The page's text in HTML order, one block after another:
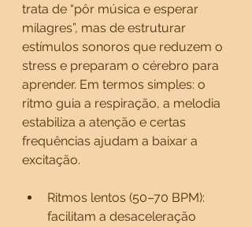
trata de “pôr música e esperar
milagres”, mas de estruturar
estímulos sonoros que reduzem o
stress e preparam o cérebro para
aprender. Em termos simples: o
ritmo guia a respiração, a melodia
estabiliza a atenção e certas
frequências ajudam a baixar a
excitação.
Ritmos lentos (50–70 BPM):
facilitam a desaceleração